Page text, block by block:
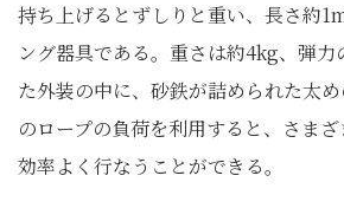
持ち上げるとずしりと重い、長さ約
ング器具である。重さは約4kg、弾
た外装の中に、砂鉄が詰められた太
のロープの負荷を利用すると、さま
効率よく行なうことができる。